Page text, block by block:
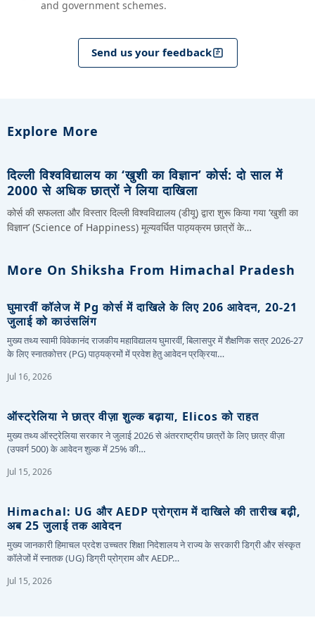
and government schemes.
Send us your feedback
Explore More
दिल्ली विश्वविद्यालय का ‘खुशी का विज्ञान’ कोर्स: दो साल में
2000 से अधिक छात्रों ने लिया दाखिला
कोर्स की सफलता और विस्तार दिल्ली विश्वविद्यालय (डीयू) द्वारा शुरू किया गया ‘खुशी का
विज्ञान’ (Science of Happiness) मूल्यवर्धित पाठ्यक्रम छात्रों के…
More On Shiksha From Himachal Pradesh
घुमारवीं कॉलेज में Pg कोर्स में दाखिले के लिए 206 आवेदन, 20-21
जुलाई को काउंसलिंग
मुख्य तथ्य स्वामी विवेकानंद राजकीय महाविद्यालय घुमारवीं, बिलासपुर में शैक्षणिक सत्र 2026-27
के लिए स्नातकोत्तर (PG) पाठ्यक्रमों में प्रवेश हेतु आवेदन प्रक्रिया…
Jul 16, 2026
ऑस्ट्रेलिया ने छात्र वीज़ा शुल्क बढ़ाया, Elicos को राहत
मुख्य तथ्य ऑस्ट्रेलिया सरकार ने जुलाई 2026 से अंतरराष्ट्रीय छात्रों के लिए छात्र वीज़ा
(उपवर्ग 500) के आवेदन शुल्क में 25% की…
Jul 15, 2026
Himachal: UG और AEDP प्रोग्राम में दाखिले की तारीख बढ़ी,
अब 25 जुलाई तक आवेदन
मुख्य जानकारी हिमाचल प्रदेश उच्चतर शिक्षा निदेशालय ने राज्य के सरकारी डिग्री और संस्कृत
कॉलेजों में स्नातक (UG) डिग्री प्रोग्राम और AEDP…
Jul 15, 2026